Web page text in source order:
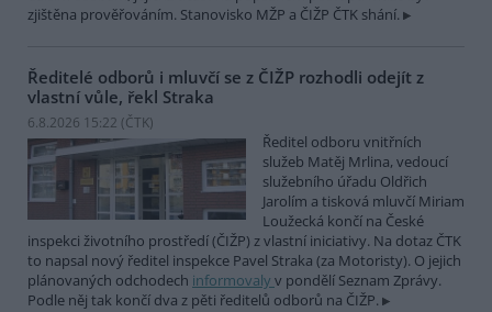
zjištěna prověřováním. Stanovisko MŽP a ČIŽP ČTK shání.
Ředitelé odborů i mluvčí se z ČIŽP rozhodli odejít z
vlastní vůle, řekl Straka
6.8.2026 15:22 (ČTK)
Ředitel odboru vnitřních
služeb Matěj Mrlina, vedoucí
služebního úřadu Oldřich
Jarolím a tisková mluvčí Miriam
Loužecká končí na České
inspekci životního prostředí (ČIŽP) z vlastní iniciativy. Na dotaz ČTK
to napsal nový ředitel inspekce Pavel Straka (za Motoristy). O jejich
plánovaných odchodech informovaly v pondělí Seznam Zprávy.
Podle něj tak končí dva z pěti ředitelů odborů na ČIŽP.